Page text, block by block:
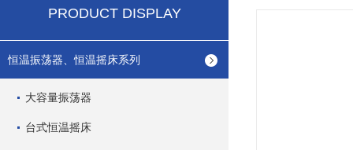
PRODUCT DISPLAY
恒温振荡器、恒温摇床系列
大容量振荡器
台式恒温摇床